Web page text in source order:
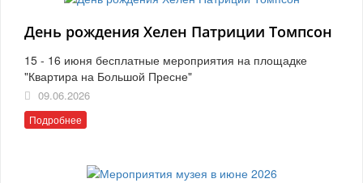
День рождения Хелен Патриции Томпсон
15 - 16 июня бесплатные мероприятия на площадке
"Квартира на Большой Пресне"
09.06.2026
Подробнее